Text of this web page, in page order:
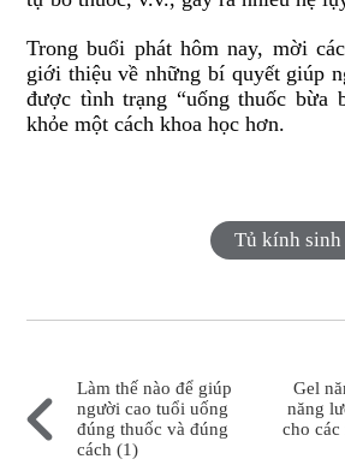
Trong buổi phát hôm nay, mời
giới thiệu về những bí quyết giúp
được tình trạng “uống thuốc bừa
khỏe một cách khoa học hơn.
Tủ kính
Làm thế nào để giúp
người cao tuổi uống
đúng thuốc và đúng
cách (1)
Gel
năng
cho các